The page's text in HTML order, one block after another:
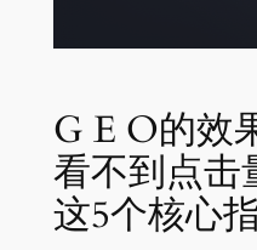
G E O的效
看不到点击
这5个核心